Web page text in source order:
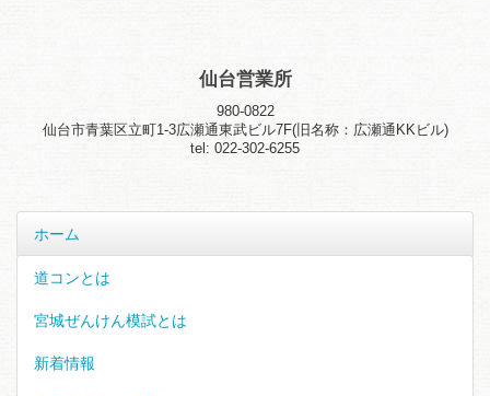
仙台営業所
980-0822
仙台市青葉区立町1-3広瀬通東武ビル7F(旧名称：広瀬通KKビル)
tel: 022-302-6255
ホーム
道コンとは
宮城ぜんけん模試とは
新着情報